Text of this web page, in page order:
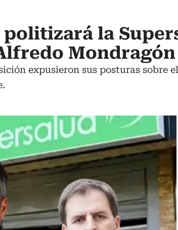
la
expusieron sus posturas